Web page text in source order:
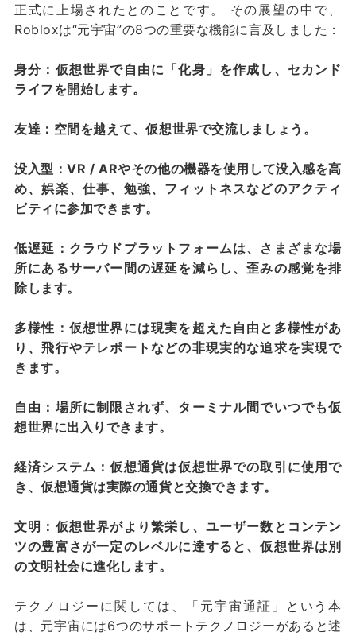
正式に上場されたとのことです。 その展望の中で、
Robloxは“元宇宙”の8つの重要な機能に言及しました：
身分：仮想世界で自由に「化身」を作成し、セカンド
ライフを開始します。
友達：空間を越えて、仮想世界で交流しましょう。
没入型：VR / ARやその他の機器を使用して没入感を高
め、娯楽、仕事、勉強、フィットネスなどのアクティ
ビティに参加できます。
低遅延：クラウドプラットフォームは、さまざまな場
所にあるサーバー間の遅延を減らし、歪みの感覚を排
除します。
多様性：仮想世界には現実を超えた自由と多様性があ
り、飛行やテレポートなどの非現実的な追求を実現で
きます。
自由：場所に制限されず、ターミナル間でいつでも仮
想世界に出入りできます。
経済システム：仮想通貨は仮想世界での取引に使用で
き、仮想通貨は実際の通貨と交換できます。
文明：仮想世界がより繁栄し、ユーザー数とコンテン
ツの豊富さが一定のレベルに達すると、仮想世界は別
の文明社会に進化します。
テクノロジーに関しては、「元宇宙通証」という本
は、元宇宙には6つのサポートテクノロジーがあると述